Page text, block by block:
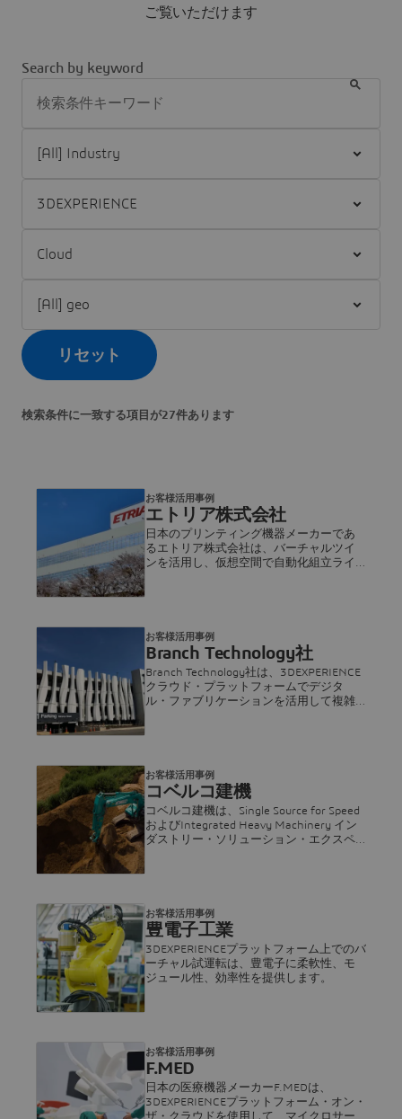
ご覧いただけます
Search by keyword
リセット
検索条件に一致する項目が27件あります
エトリア株式会社
日本のプリンティング機器メーカーであ
るエトリア株式会社は、バーチャルツイ
ンを活用し、仮想空間で自動化組立ライ
お客様活用事例
Branch Technology社
Branch Technology社は、3DEXPERIENCE
クラウド・プラットフォームでデジタ
ル・ファブリケーションを活用して複雑
お客様活用事例
コベルコ建機
コベルコ建機は、Single Source for Speed
およびIntegrated Heavy Machinery イン
ダストリー・ソリューション・エクスペ
お客様活用事例
豊電子工業
3DEXPERIENCEプラットフォーム上でのバ
ーチャル試運転は、豊電子に柔軟性、モ
ジュール性、効率性を提供します。
お客様活用事例
F.MED
日本の医療機器メーカーF.MEDは、
3DEXPERIENCEプラットフォーム・オン・
お客様活用事例